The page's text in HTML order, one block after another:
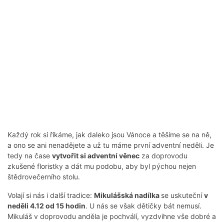
Každý rok si říkáme, jak daleko jsou Vánoce a těšíme se na ně,
a ono se ani nenadějete a už tu máme první adventní neděli. Je
tedy na čase vytvořit si adventní věnec za doprovodu
zkušené floristky a dát mu podobu, aby byl pýchou nejen
štědrovečerního stolu.
Volají si nás i další tradice: Mikulášská nadílka se uskutečnív
neděli 4.12 od 15 hodin. U nás se však dětičky bát nemusí.
Mikuláš v doprovodu anděla je pochválí, vyzdvihne vše dobré a